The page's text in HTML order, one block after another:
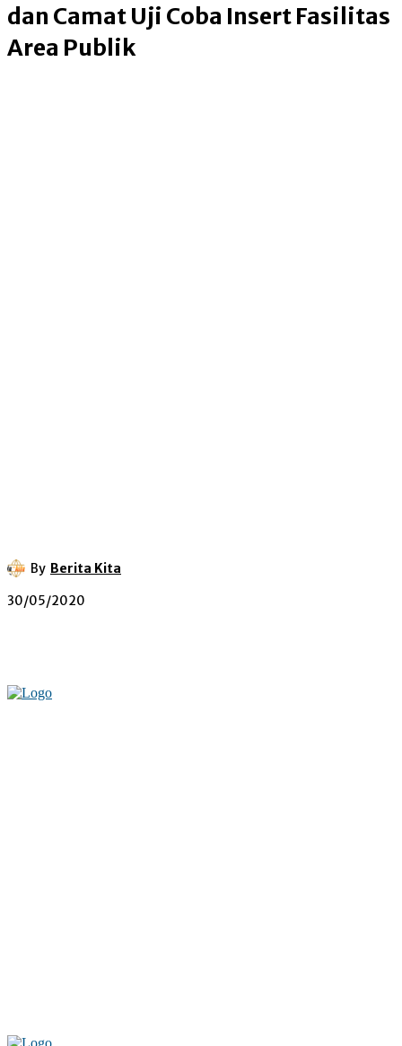
dan Camat Uji Coba Insert Fasilitas
Area Publik
By Berita Kita
30/05/2020